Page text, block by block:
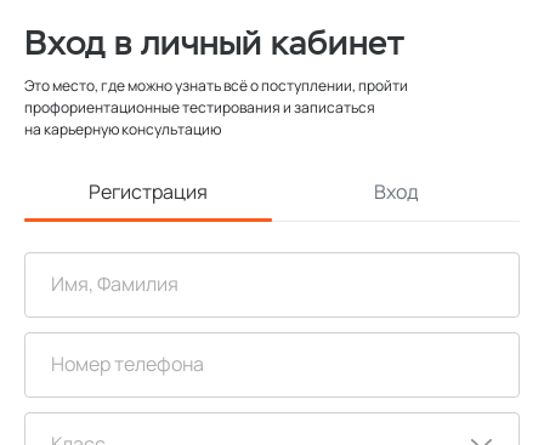
Вход в личный кабинет
Это место, где можно узнать всё о поступлении, пройти
профориентационные тестирования и записаться
на карьерную консультацию
Регистрация Вход